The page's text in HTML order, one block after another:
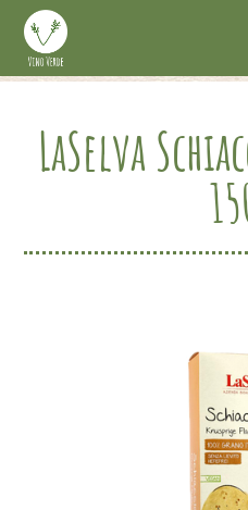
LaSelva